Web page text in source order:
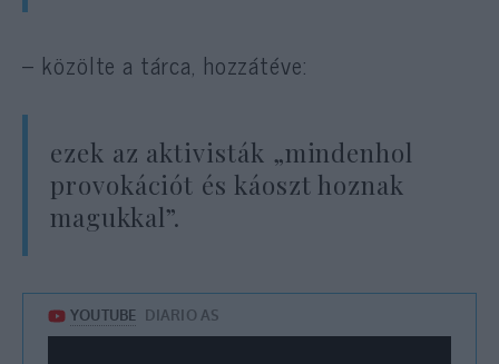
– közölte a tárca, hozzátéve:
ezek az aktivisták „mindenhol
provokációt és káoszt hoznak
magukkal”.